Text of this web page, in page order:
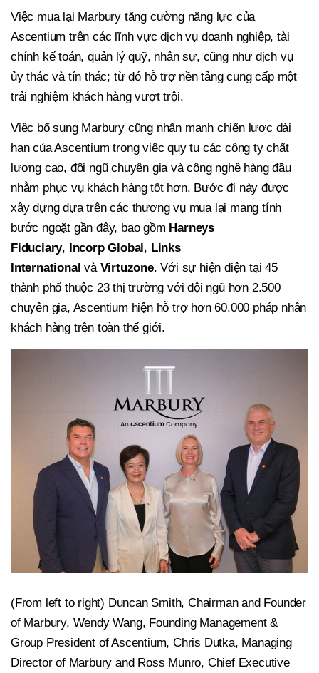
Việc mua lại Marbury tăng cường năng lực của
Ascentium trên các lĩnh vực dịch vụ doanh nghiệp, tài
chính kế toán, quản lý quỹ, nhân sự, cũng như dịch vụ
ủy thác và tín thác; từ đó hỗ trợ nền tảng cung cấp một
trải nghiệm khách hàng vượt trội.
Việc bổ sung Marbury cũng nhấn mạnh chiến lược dài
hạn của Ascentium trong việc quy tụ các công ty chất
lượng cao, đội ngũ chuyên gia và công nghệ hàng đầu
nhằm phục vụ khách hàng tốt hơn. Bước đi này được
xây dựng dựa trên các thương vụ mua lại mang tính
bước ngoặt gần đây, bao gồm Harneys
Fiduciary, Incorp Global, Links
International và Virtuzone. Với sự hiện diện tại 45
thành phố thuộc 23 thị trường với đội ngũ hơn 2.500
chuyên gia, Ascentium hiện hỗ trợ hơn 60.000 pháp nhân
khách hàng trên toàn thế giới.
(From left to right) Duncan Smith, Chairman and Founder
of Marbury, Wendy Wang, Founding Management &
Group President of Ascentium, Chris Dutka, Managing
Director of Marbury and Ross Munro, Chief Executive